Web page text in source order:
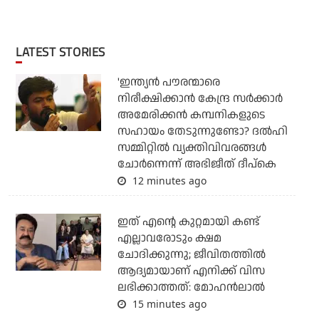
LATEST STORIES
'ഇന്ത്യന്‍ പൗരന്മാരെ
നിരീക്ഷിക്കാന്‍ കേന്ദ്ര സര്‍ക്കാര്‍
അമേരിക്കന്‍ കമ്പനികളുടെ
സഹായം തേടുന്നുണ്ടോ? ദല്‍ഹി
സമ്മിറ്റില്‍ വ്യക്തിവിവരങ്ങള്‍
ചോര്‍ന്നെന്ന് അഭിജീത് ദീപ്‌കെ
12 minutes ago
ഇത് എന്റെ കുറ്റമായി കണ്ട്
എല്ലാവരോടും ക്ഷമ
ചോദിക്കുന്നു; ജീവിതത്തിൽ
ആദ്യമായാണ് എനിക്ക് വിസ
ലഭിക്കാത്തത്: മോഹൻലാൽ
15 minutes ago